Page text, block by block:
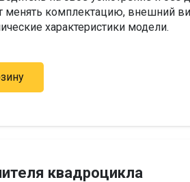
комплектацию, внешний
характеристики модели.
квадроцикла